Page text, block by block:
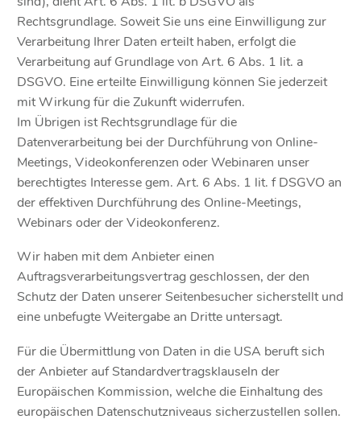
Rechtsgrundlage. Soweit Sie uns eine Einwilligung zur
Verarbeitung Ihrer Daten erteilt haben, erfolgt die
Verarbeitung auf Grundlage von Art. 6 Abs. 1 lit. a
DSGVO. Eine erteilte Einwilligung können Sie jederzeit
mit Wirkung für die Zukunft widerrufen.
Im Übrigen ist Rechtsgrundlage für die
Datenverarbeitung bei der Durchführung von Online-
Meetings, Videokonferenzen oder Webinaren unser
berechtigtes Interesse gem. Art. 6 Abs. 1 lit. f DSGVO an
der effektiven Durchführung des Online-Meetings,
Webinars oder der Videokonferenz.
Wir haben mit dem Anbieter einen
Auftragsverarbeitungsvertrag geschlossen, der den
Schutz der Daten unserer Seitenbesucher sicherstellt und
eine unbefugte Weitergabe an Dritte untersagt.
Für die Übermittlung von Daten in die USA beruft sich
der Anbieter auf Standardvertragsklauseln der
Europäischen Kommission, welche die Einhaltung des
europäischen Datenschutzniveaus sicherzustellen sollen.